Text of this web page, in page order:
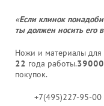
«Если клинок
ты должен носить его
Ножи и материалы для
22 года работы.39000
покупок.
+7(495)227-95-00